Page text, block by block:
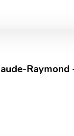
Raymond